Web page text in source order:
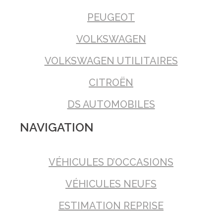
PEUGEOT
VOLKSWAGEN
VOLKSWAGEN UTILITAIRES
CITROËN
DS AUTOMOBILES
NAVIGATION
VÉHICULES D’OCCASIONS
VÉHICULES NEUFS
ESTIMATION REPRISE